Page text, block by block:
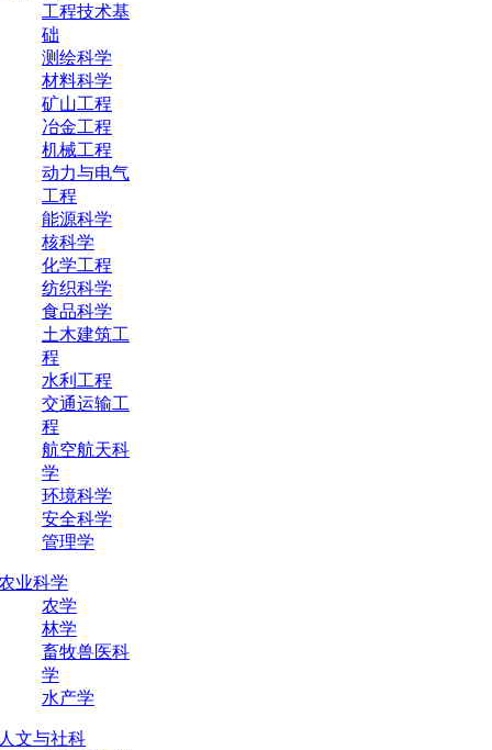
工程技术基
础
测绘科学
材料科学
矿山工程
冶金工程
机械工程
动力与电气
工程
能源科学
核科学
化学工程
纺织科学
食品科学
土木建筑工
程
水利工程
交通运输工
程
航空航天科
学
环境科学
安全科学
管理学
业科学
农学
林学
畜牧兽医科
学
水产学
文与社科